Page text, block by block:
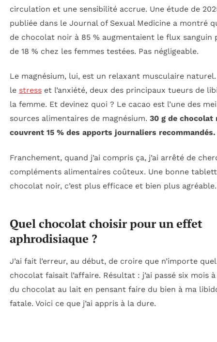
circulation et une sensibilité accrue. Une étude de
publiée dans le Journal of Sexual Medicine a montré
de chocolat noir à 85 % augmentaient le flux sanguin
de 18 % chez les femmes testées. Pas négligeable.
Le magnésium, lui, est un relaxant musculaire
le stress et l’anxiété, deux des principaux tueurs de
la femme. Et devinez quoi ? Le cacao est l’une des
sources alimentaires de magnésium. 30 g de chocolat
couvrent 15 % des apports journaliers recommandés.
Franchement, quand j’ai compris ça, j’ai arrêté de
compléments alimentaires coûteux. Une bonne
chocolat noir, c’est plus efficace et bien plus agréable.
Quel chocolat choisir pour un effet
aphrodisiaque ?
J’ai fait l’erreur, au début, de croire que n’importe quel
chocolat faisait l’affaire. Résultat : j’ai passé six mois
du chocolat au lait en pensant faire du bien à ma
fatale. Voici ce que j’ai appris à la dure.